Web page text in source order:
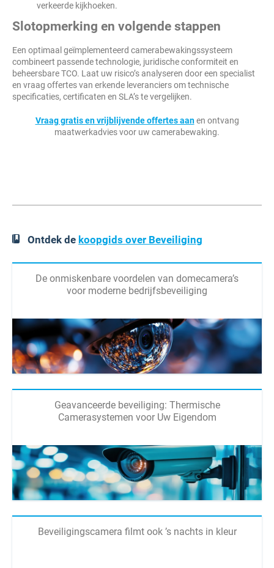
verkeerde kijkhoeken.
Slotopmerking en volgende stappen
Een optimaal geïmplementeerd camerabewakingssysteem
combineert passende technologie, juridische conformiteit en
beheersbare TCO. Laat uw risico’s analyseren door een specialist
en vraag offertes van erkende leveranciers om technische
specificaties, certificaten en SLA’s te vergelijken.
Vraag gratis en vrijblijvende offertes aanen ontvang
maatwerkadvies voor uw camerabewaking.
Ontdek de koopgids over Beveiliging
De onmiskenbare voordelen van domecamera’s
voor moderne bedrijfsbeveiliging
Geavanceerde beveiliging: Thermische
Camerasystemen voor Uw Eigendom
Beveiligingscamera filmt ook ’s nachts in kleur